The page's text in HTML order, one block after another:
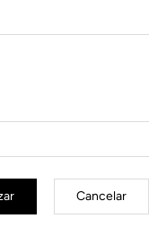
Cancelar